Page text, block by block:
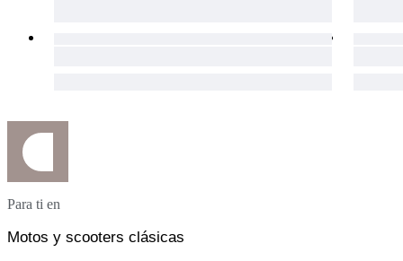
Para ti en
Motos y scooters clásicas